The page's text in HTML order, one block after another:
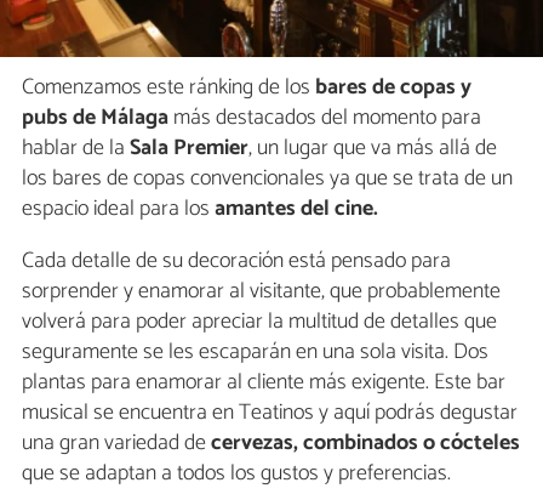
Comenzamos este ránking de los bares de copas y
pubs de Málagamás destacados del momento para
hablar de laSala Premier, un lugar que va más allá de
los bares de copas convencionales ya que se trata de un
espacio ideal para losamantes del cine.
Cada detalle de su decoración está pensado para
sorprender y enamorar al visitante, que probablemente
volverá para poder apreciar la multitud de detalles que
seguramente se les escaparán en una sola visita. Dos
plantas para enamorar al cliente más exigente. Este bar
musical se encuentra en Teatinos y aquí podrás degustar
una gran variedad decervezas, combinados o cócteles
que se adaptan a todos los gustos y preferencias.